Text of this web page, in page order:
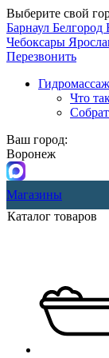
Выберите свой
Барнаул Белгород
Чебоксары
Перезвонить
Гидромассаж
Что
Ваш город:
Воронеж
Магазины
Каталог товаров